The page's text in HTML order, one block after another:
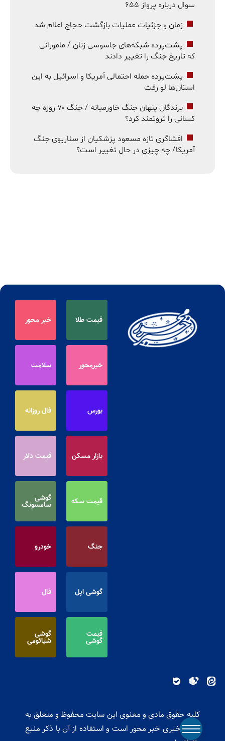
سوال درباره پرواز ۶۵۵
زمان و جزئیات عملیات بازگشت حجاج اعلام شد
پشت‌پرده شبکه‌های جاسوسی زنان / مامورانی
که تاریخ جنگ را تغییر دادند
پشت‌پرده حمله احتمالی آمریکا و اسرائیل به این
استان‌ها لو رفت
برندگان پنهان جنگ خاورمیانه / جنگ ۷۰ روزه چه
کسانی را ثروتمند کرد؟
افشاگری تازه مسعود پزشکیان از سناریوی جنگ
آمریکا/ چه چیزی در حال تغییر است؟
قیمت طلا خبر محور
خبرمحور سلامت
بورس فال روزانه
بازار مسکن قیمت دلار
قیمت سکه گوشی
سامسونگ
جنگ خودرو
گوشی اپل فال
قیمت
گوشی
گوشی
شیائومی
کلیه حقوق مادی و معنوی این سایت محفوظ و متعلق به
پایگاه خبری خبر محور است و استفاده از آن با ذکر منبع